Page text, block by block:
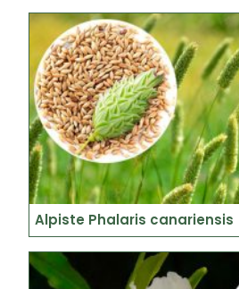
Alpiste Phalaris canariensis